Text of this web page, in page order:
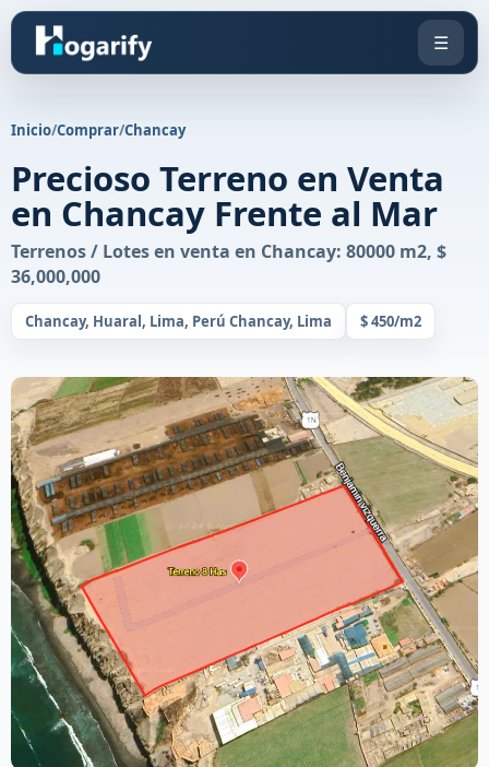
☰
Inicio/Comprar/Chancay
Precioso Terreno en Venta
en Chancay Frente al Mar
Terrenos / Lotes en venta en Chancay: 80000 m2, $
36,000,000
Chancay, Huaral, Lima, Perú Chancay, Lima $ 450/m2